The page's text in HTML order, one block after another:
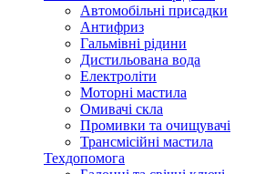
Автомобільні присадки
Антифриз
Гальмівні рідини
Дистильована вода
Електроліти
Моторні мастила
Омивачі скла
Промивки та очищувачі
Трансмісійні мастила
Техдопомога